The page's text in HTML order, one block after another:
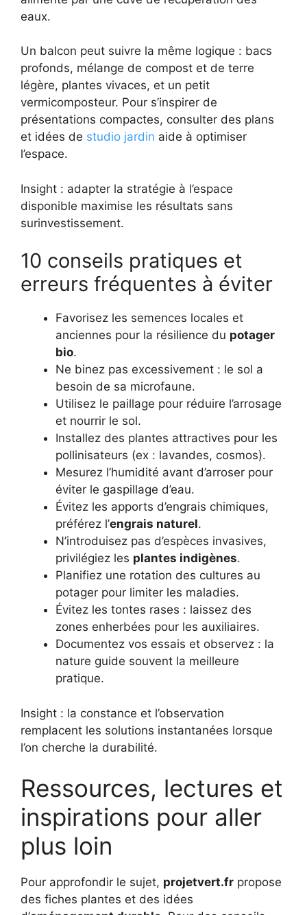
eaux.
Un balcon peut suivre la même logique : bacs
profonds, mélange de compost et de terre
légère, plantes vivaces, et un petit
vermicomposteur. Pour s’inspirer de
présentations compactes, consulter des plans
et idées de studio jardin aide à optimiser
l’espace.
Insight : adapter la stratégie à l’espace
disponible maximise les résultats sans
surinvestissement.
10 conseils pratiques et
erreurs fréquentes à éviter
Favorisez les semences locales et
anciennes pour la résilience du potager
bio.
Ne binez pas excessivement : le sol a
besoin de sa microfaune.
Utilisez le paillage pour réduire l’arrosage
et nourrir le sol.
Installez des plantes attractives pour les
pollinisateurs (ex : lavandes, cosmos).
Mesurez l’humidité avant d’arroser pour
éviter le gaspillage d’eau.
Évitez les apports d’engrais chimiques,
préférez l’engrais naturel.
N’introduisez pas d’espèces invasives,
privilégiez les plantes indigènes.
Planifiez une rotation des cultures au
potager pour limiter les maladies.
Évitez les tontes rases : laissez des
zones enherbées pour les auxiliaires.
Documentez vos essais et observez : la
nature guide souvent la meilleure
pratique.
Insight : la constance et l’observation
remplacent les solutions instantanées lorsque
l’on cherche la durabilité.
Ressources, lectures et
inspirations pour aller
plus loin
Pour approfondir le sujet, projetvert.fr propose
des fiches plantes et des idées